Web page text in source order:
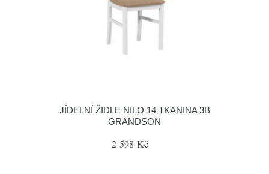
JÍDELNÍ ŽIDLE NILO 14 TKANINA 3B
GRANDSON
2 598 Kč